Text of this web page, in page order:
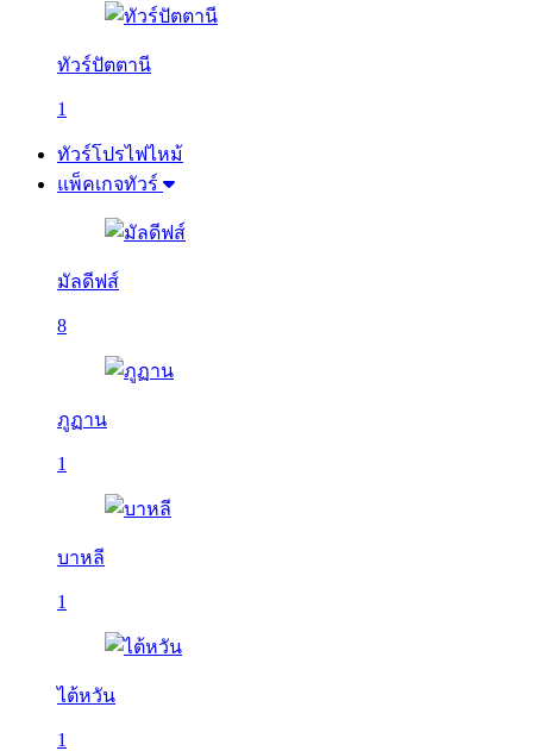
ทัวร์ปัตตานี
1
ทัวร์โปรไฟไหม้
แพ็คเกจทัวร์
มัลดีฟส์
8
ภูฏาน
1
บาหลี
1
ไต้หวัน
1